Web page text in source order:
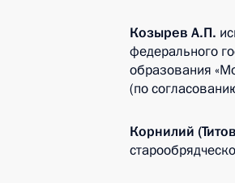
Козырев А.П.
федерального
образования
(по
Корнилий